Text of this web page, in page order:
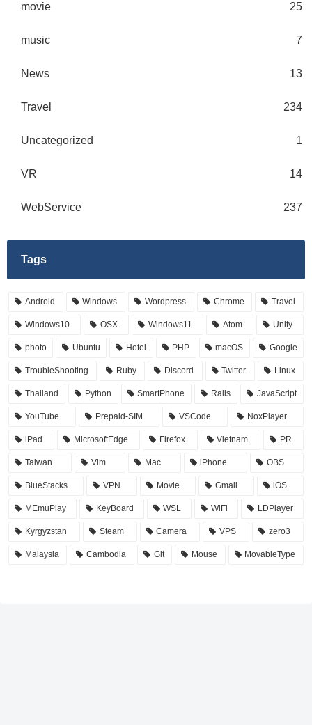
movie 25
music 7
News 13
Travel 234
Uncategorized 1
VR 14
WebService 237
Tags
Android Windows Wordpress Chrome Travel
Windows10 OSX Windows11 Atom Unity
photo Ubuntu Hotel PHP macOS Google
TroubleShooting Ruby Discord Twitter Linux
Thailand Python SmartPhone Rails JavaScript
YouTube Prepaid-SIM VSCode NoxPlayer
iPad MicrosoftEdge Firefox Vietnam PR
Taiwan Vim Mac iPhone OBS
BlueStacks VPN Movie Gmail iOS
MEmuPlay KeyBoard WSL WiFi LDPlayer
Kyrgyzstan Steam Camera VPS zero3
Malaysia Cambodia Git Mouse MovableType